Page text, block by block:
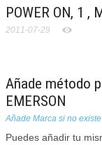
POWER ON, 1 ,
2011-07-29
Añade método
EMERSON
Añade Marca si no existe
Puedes añadir tu